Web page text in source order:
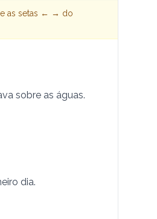
as setas ← → do
sobre as águas.
dia.